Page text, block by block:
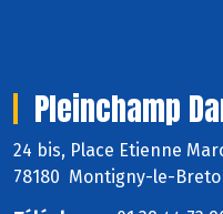
Pleinchamp
24 bis, Place Etienne
78180 Montigny-le-